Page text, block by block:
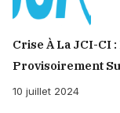
Crise À La JCI-CI
Provisoirement
10 juillet 2024